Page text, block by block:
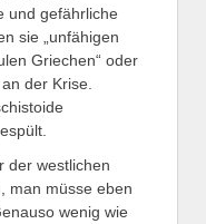
und gefährliche
sie „unfähigen
Griechen“ oder
der Krise.
der westlichen
man müsse eben
wenig wie